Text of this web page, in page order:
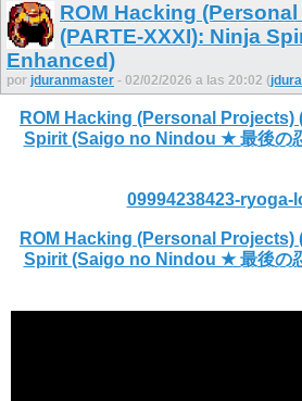
ROM Hacking
(PARTE-XXXI): Ninja
Enhanced)
por jduranmaster - 02/02/2026 a las 20:02 (
ROM Hacking (Personal Projects)
Spirit (Saigo no Nindou ★ 最後の
09994238423-ryoga-
ROM Hacking (Personal Projects)
Spirit (Saigo no Nindou ★ 最後の